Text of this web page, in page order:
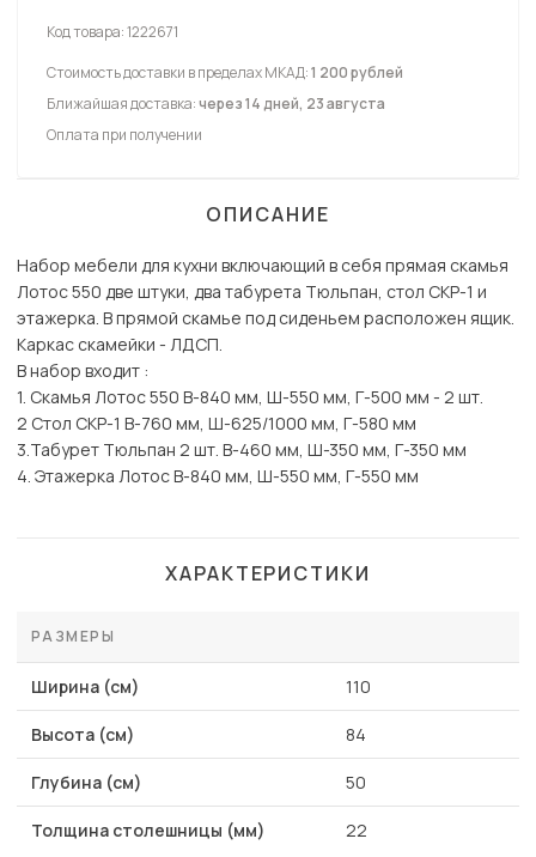
Код товара:1222671
Стоимость доставки в пределах МКАД:1 200 рублей
Ближайшая доставка:через 14 дней, 23 августа
Оплата при получении
ОПИСАНИЕ
Набор мебели для кухни включающий в себя прямая скамья
Лотос 550 две штуки, два табурета Тюльпан, стол СКР-1 и
этажерка. В прямой скамье под сиденьем расположен ящик.
Каркас скамейки - ЛДСП.
В набор входит :
1. Скамья Лотос 550 В-840 мм, Ш-550 мм, Г-500 мм - 2 шт.
2 Стол СКР-1 В-760 мм, Ш-625/1000 мм, Г-580 мм
3.Табурет Тюльпан 2 шт. В-460 мм, Ш-350 мм, Г-350 мм
4. Этажерка Лотос В-840 мм, Ш-550 мм, Г-550 мм
ХАРАКТЕРИСТИКИ
РАЗМЕРЫ
Ширина (см) 110
Высота (см) 84
Глубина (см) 50
Толщина столешницы (мм) 22